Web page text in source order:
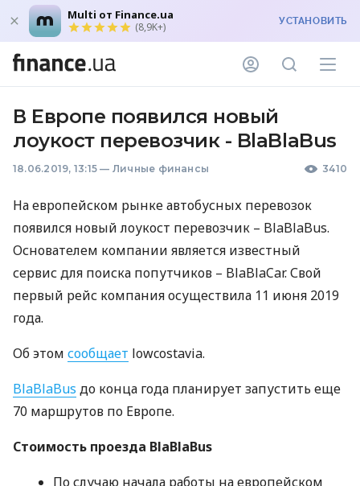
Multi от Finance.ua
(8,9K+) УСТАНОВИТЬ
В Европе появился новый
лоукост перевозчик - BlaBlaBus
18.06.2019, 13:15 — Личные финансы 3410
На европейском рынке автобусных перевозок
появился новый лоукост перевозчик – BlaBlaBus.
Основателем компании является известный
сервис для поиска попутчиков – BlaBlaCar. Свой
первый рейс компания осуществила 11 июня 2019
года.
Об этом сообщает lowcostavia.
BlaBlaBus до конца года планирует запустить еще
70 маршрутов по Европе.
Стоимость проезда BlaBlaBus
По случаю начала работы на европейском